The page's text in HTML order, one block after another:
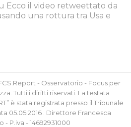
Ecco il video retweettato da
una rottura tra Usa e
- Osservatorio - Focus per
Tutti i diritti riservati. La testata
è stata registrata presso il Tribunale
05.05.2016 . Direttore Francesca
- P.iva - 14692931000